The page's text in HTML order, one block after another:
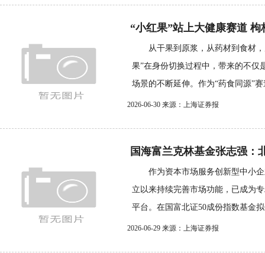
“小红果”站上大健康赛道
从干果到原浆，从药材到食材
果”在身份切换过程中，带来的不仅
场景的不断延伸。作为“药食同源”
2026-06-30 来源：上海证券报
国海富兰克林基金张志强：
作为资本市场服务创新型中小企
立以来持续完善市场功能，已成为
平台。在国富北证50成份指数基金
2026-06-29 来源：上海证券报